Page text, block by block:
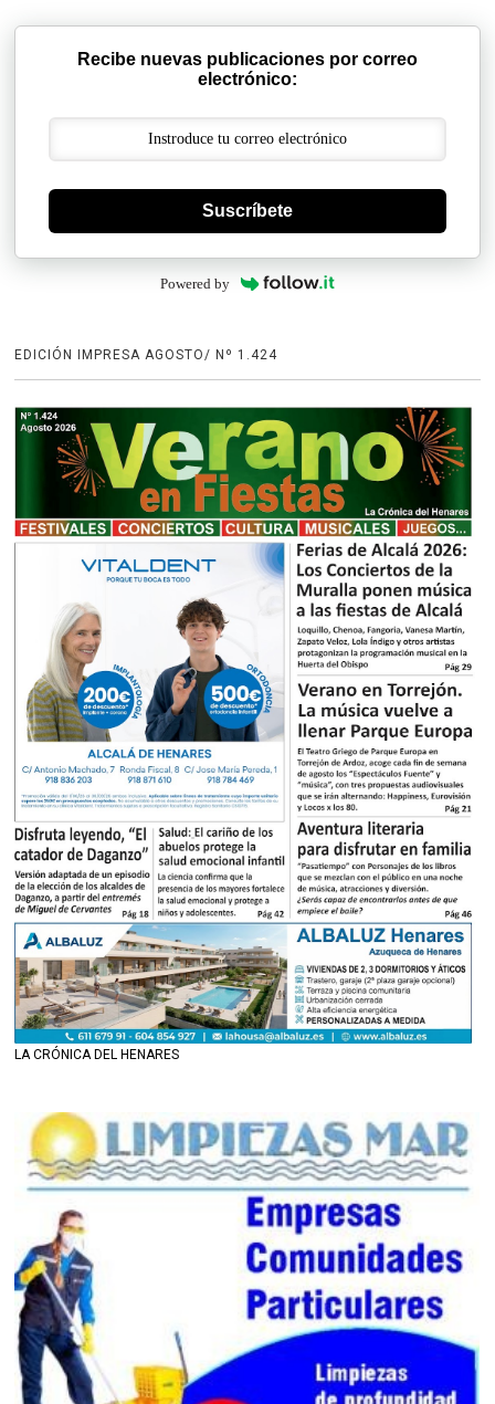
Recibe nuevas publicaciones por correo
electrónico:
Suscríbete
Powered by
EDICIÓN IMPRESA AGOSTO/ Nº 1.424
LA CRÓNICA DEL HENARES